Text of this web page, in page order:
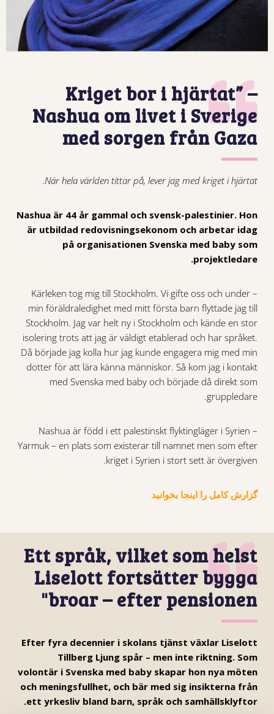
Kriget bor i hjärtat” –
Nashua om livet i Sverige
med sorgen från Gaza
När hela världen tittar på, lever jag med kriget i hjärtat.
Nashua är 44 år gammal och svensk-palestinier. Hon
är utbildad redovisningsekonom och arbetar idag
på organisationen Svenska med baby som
projektledare.
– Kärleken tog mig till Stockholm. Vi gifte oss och under
min föräldraledighet med mitt första barn flyttade jag till
Stockholm. Jag var helt ny i Stockholm och kände en stor
isolering trots att jag är väldigt etablerad och har språket.
Då började jag kolla hur jag kunde engagera mig med min
dotter för att lära känna människor. Så kom jag i kontakt
med Svenska med baby och började då direkt som
gruppledare.
Nashua är född i ett palestinskt flyktingläger i Syrien –
Yarmuk – en plats som existerar till namnet men som efter
kriget i Syrien i stort sett är övergiven.
گزارش کامل را اینجا بخوانید
Ett språk, vilket som helst
Liselott fortsätter bygga
broar – efter pensionen"
Efter fyra decennier i skolans tjänst växlar Liselott
Tillberg Ljung spår – men inte riktning. Som
volontär i Svenska med baby skapar hon nya möten
och meningsfullhet, och bär med sig insikterna från
ett yrkesliv bland barn, språk och samhällsklyftor.